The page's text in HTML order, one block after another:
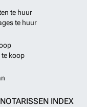
te huur
te huur
koop
INDEX